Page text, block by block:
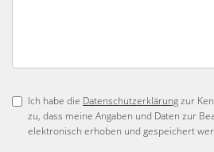
Ich habe die Datenschutzerklärungzur
zu, dass meine Angaben und Daten zur
elektronisch erhoben und gespeichert